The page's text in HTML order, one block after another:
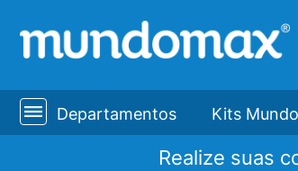
Departamentos Kits
Realize suas